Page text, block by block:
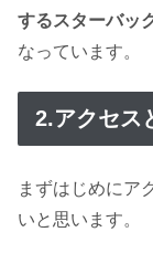
するスターバッ
なっています。
2.アクセス
まずはじめにア
いと思います。